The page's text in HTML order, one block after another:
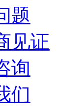
题
见证
询
们